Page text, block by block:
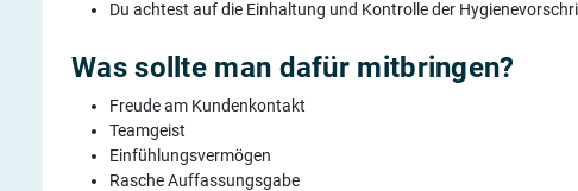
Du achtest auf die Einhaltung und Kontrolle der
Was sollte man dafür mitbringen?
Freude am Kundenkontakt
Teamgeist
Einfühlungsvermögen
Rasche Auffassungsgabe